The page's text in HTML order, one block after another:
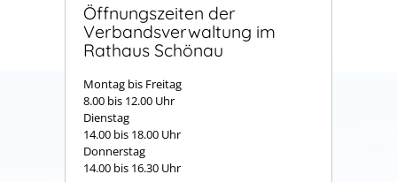
Öffnungszeiten der
Verbandsverwaltung im
Rathaus Schönau
Montag bis Freitag
8.00 bis 12.00 Uhr
Dienstag
14.00 bis 18.00 Uhr
Donnerstag
14.00 bis 16.30 Uhr